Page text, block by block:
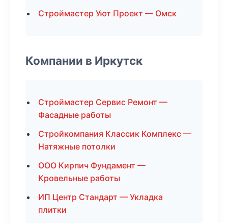
Строймастер Уют Проект — Омск
Компании в Иркутск
Строймастер Сервис Ремонт —
Фасадные работы
Стройкомпания Классик Комплекс —
Натяжные потолки
ООО Кирпич Фундамент —
Кровельные работы
ИП Центр Стандарт — Укладка
плитки